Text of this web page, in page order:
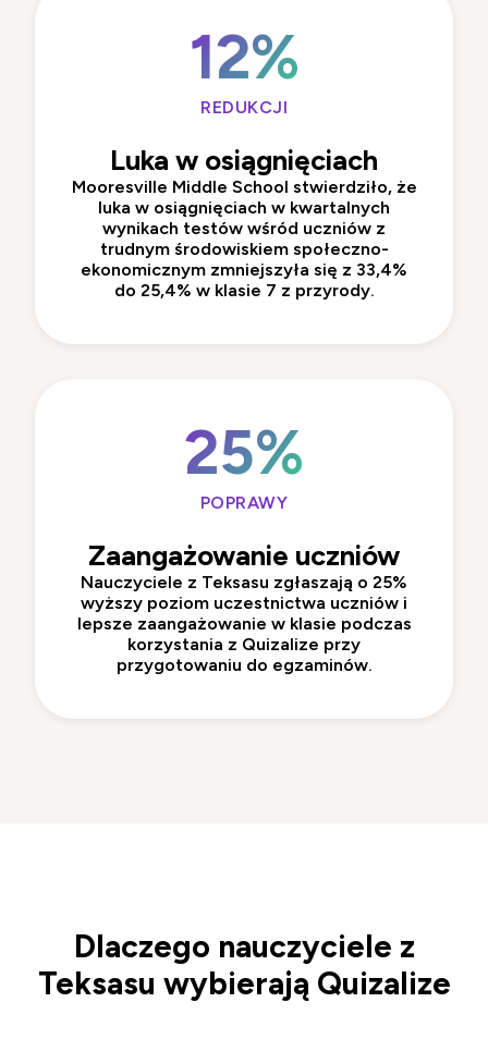
12%
REDUKCJI
Luka w osiągnięciach
Mooresville Middle School stwierdziło, że
luka w osiągnięciach w kwartalnych
wynikach testów wśród uczniów z
trudnym środowiskiem społeczno-
ekonomicznym zmniejszyła się z 33,4%
do 25,4% w klasie 7 z przyrody.
25%
POPRAWY
Zaangażowanie uczniów
Nauczyciele z Teksasu zgłaszają o 25%
wyższy poziom uczestnictwa uczniów i
lepsze zaangażowanie w klasie podczas
korzystania z Quizalize przy
przygotowaniu do egzaminów.
Dlaczego nauczyciele z
Teksasu wybierają Quizalize